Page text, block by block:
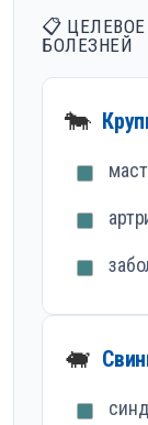
📋
БОЛЕЗНЕЙ
🐄
🐖